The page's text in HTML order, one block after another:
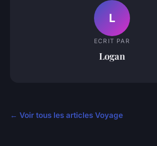
L
ECRIT PAR
Logan
← Voir tous les articles Voyage